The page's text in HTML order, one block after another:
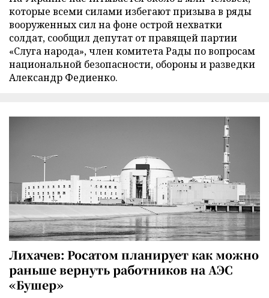
которые всеми силами избегают призыва в ряды
вооруженных сил на фоне острой нехватки
солдат, сообщил депутат от правящей партии
«Слуга народа», член комитета Рады по вопросам
национальной безопасности, обороны и разведки
Александр Федиенко.
Лихачев: Росатом планирует как можно
раньше вернуть работников на АЭС
«Бушер»